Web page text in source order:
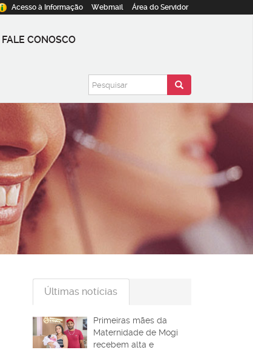
Acesso à Informação Webmail Área do Servidor
FALE CONOSCO
Últimas notícias
Primeiras mães da
Maternidade de Mogi
recebem alta e